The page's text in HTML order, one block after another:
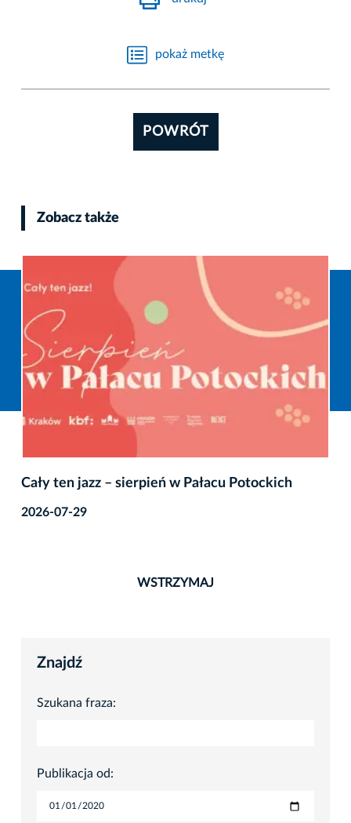
pokaż metkę
POWRÓT
Zobacz także
Cały ten jazz – sierpień w Pałacu Potockich
2026-07-29
WSTRZYMAJ
Znajdź
Szukana fraza:
Publikacja od: